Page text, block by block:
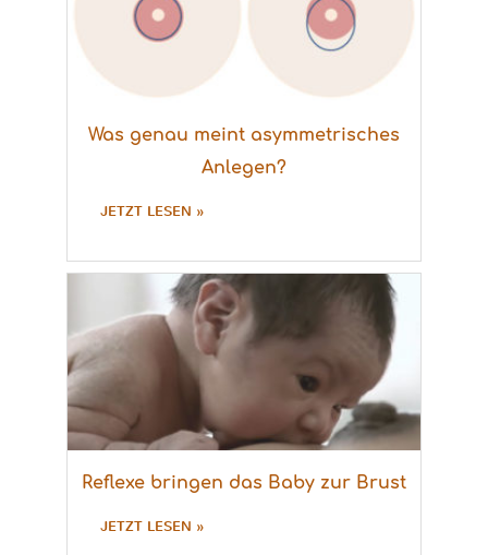
Was genau meint asymmetrisches
Anlegen?
JETZT LESEN »
Reflexe bringen das Baby zur Brust
JETZT LESEN »